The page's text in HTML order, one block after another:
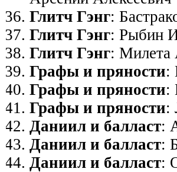
Глитч Гэнг:
Глитч Гэнг: Рыбин
Глитч Гэнг: Милета
Графы и пряности:
Графы и пряности:
Графы и пряности:
Даниил и балласт:
Даниил и балласт:
Даниил и балласт: